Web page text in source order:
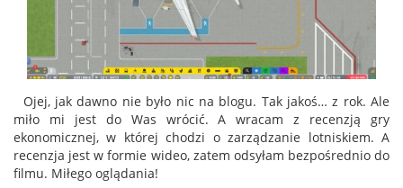
Ojej, jak dawno nie było nic na blogu. Tak jakoś… z rok. Ale
miło mi jest do Was wrócić. A wracam z recenzją gry
ekonomicznej, w której chodzi o zarządzanie lotniskiem. A
recenzja jest w formie wideo, zatem odsyłam bezpośrednio do
filmu. Miłego oglądania!